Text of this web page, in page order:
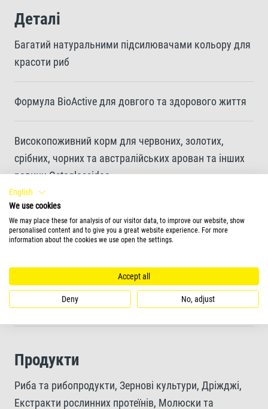
Деталі
Багатий натуральними підсилювачами кольору для
красоти риб
Формула BioActive для довгого та здорового життя
Високопоживний корм для червоних, золотих,
срібних, чорних та австралійських арован та інших
родини Ostoglossidae
Формула з високим вмістом сушених живих
продуктів (криля та креветок)
Містить натуральні атрактанти та каротиноїди для
забезпечення швидкої засвоюваності та гарних
кольорів
Продукти
Риба та рибопродукти, Зернові культури, Дріжджі,
Екстракти рослинних протеїнів, Молюски та
English
We use cookies
We may place these for analysis of our visitor data, to improve our website, show
personalised content and to give you a great website experience. For more
information about the cookies we use open the settings.
Accept all
Deny No, adjust